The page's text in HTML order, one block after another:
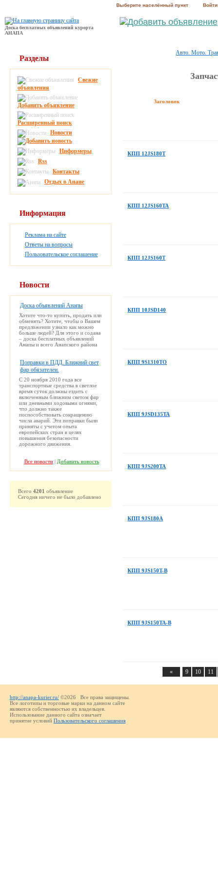
Выберите населённый пункт Войти
Доска бесплатных объявлений курорта
АНАПА
Авто. Мото.
Заголовок
КПП 12JS180T
КПП 12JS160TA
КПП 12JS160T
КПП 10JSD140
КПП 9S1310TO
КПП 9JSD135TA
КПП 9JS200TA
КПП 9JS180A
КПП 9JS150T-B
КПП 9JS150TA-B
« 9 10 11
Разделы
Свежие
объявления
Добавить объявление
Расширенный поиск
Новости
Информеры
Rss
Контакты
Отдых в Анапе
Информация
Реклама на сайте
Ответы на вопросы
Пользовательское соглашение
Новости
Доска объявлений Анапы
Хотите что-то купить, продать или
обменять? Хотите, чтобы о Вашем
предложении узнало как можно
больше людей? Для этого и содана
– доска бесплатных объявлений
Анапы и всего Анапского района
Поправки в ПДД. Ближний свет
фар обязателен.
С 20 ноября 2010 года все
транспортные средства в светлое
время суток должны ездить с
включенным ближним светом фар
или дневными ходовыми огнями,
что должно также
поспособствовать сокращению
числа аварий. Эти поправки были
приняты с учетом опыта
европейских стран в целях
повышения безопасности
дорожного движения.
Все новости| Добавить новость
Всего 4201 объявление
Сегодня ничего не было добавлено
http://anapa-kurier.ru/ ©2026 Все права защищены.
Все логотипы и торговые марки на данном сайте
являются собственностью их владельцев.
Использование данного сайта означает
принятие условий Пользовательского соглашения